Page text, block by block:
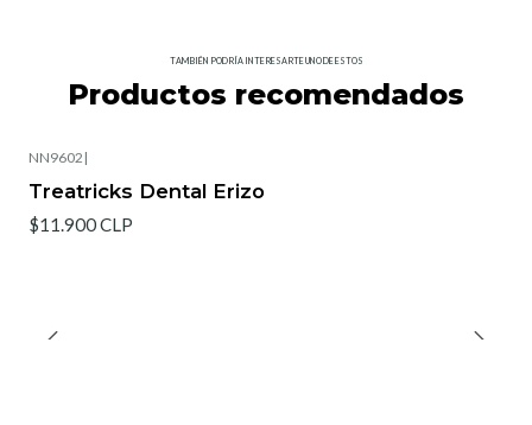
TAMBIÉN PODRÍA INTERESARTE UNO DE ESTOS
Productos recomendados
NN9602 |
Treatricks Dental Erizo
$11.900 CLP